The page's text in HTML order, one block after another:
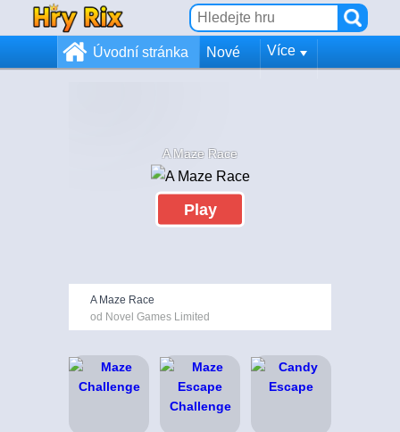
Úvodní stránka Nové Více
A Maze Race
Play
A Maze Race
od Novel Games Limited